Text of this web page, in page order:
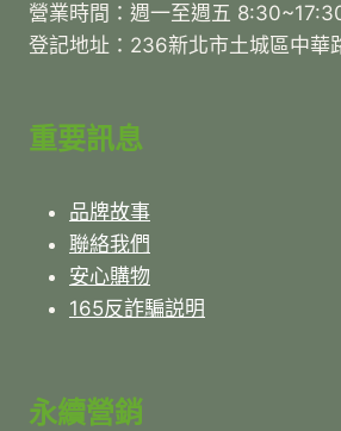
營業時間：週一至週五
登記地址：236新北市土城區中華
重要訊息
品牌故事
聯絡我們
安心購物
165反詐騙説明
永續營銷